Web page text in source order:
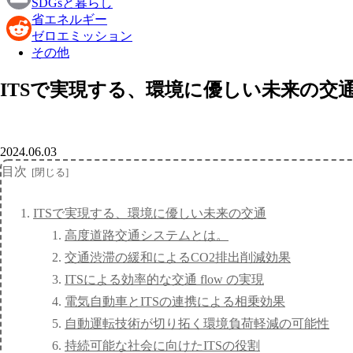
SDGsと暮らし
省エネルギー
ゼロエミッション
その他
ITSで実現する、環境に優しい未来の交
2024.06.03
目次
ITSで実現する、環境に優しい未来の交通
高度道路交通システムとは。
交通渋滞の緩和によるCO2排出削減効果
ITSによる効率的な交通 flow の実現
電気自動車とITSの連携による相乗効果
自動運転技術が切り拓く環境負荷軽減の可能性
持続可能な社会に向けたITSの役割
Email
Reddit